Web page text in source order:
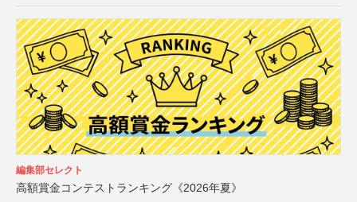
編集部セレクト
高額賞金コンテストランキング《2026年夏》